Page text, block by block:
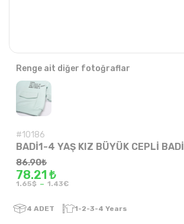
Renge ait diğer fotoğraflar
#10186
BADİ1-4 YAŞ KIZ BÜYÜK CEPLİ BADİ
86.90₺
78.21 ₺
1.65$ - 1.43€
4 ADET 1-2-3-4 Years